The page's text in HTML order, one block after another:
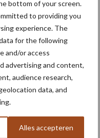
bottom of your screen.
to providing you
experience. The
for the following
and/or access
advertising and content,
audience research,
data, and
Alles accepteren
2026 toont
en AI in